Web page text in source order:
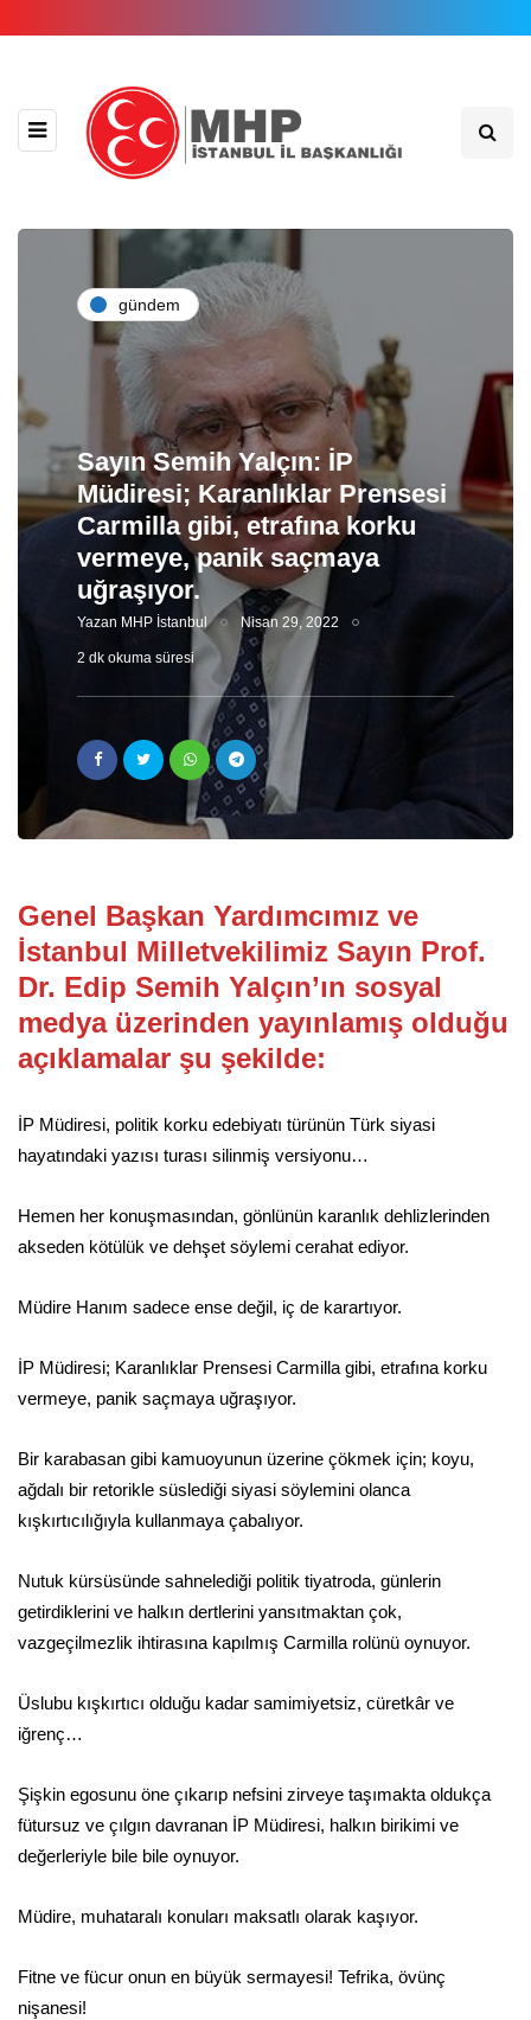
gündem
Sayın Semih Yalçın: İP
Müdiresi; Karanlıklar Prensesi
Carmilla gibi, etrafına korku
vermeye, panik saçmaya
uğraşıyor.
Yazan MHP İstanbul Nisan 29, 2022
2 dk okuma süresi
Genel Başkan Yardımcımız ve
İstanbul Milletvekilimiz Sayın Prof.
Dr. Edip Semih Yalçın’ın sosyal
medya üzerinden yayınlamış olduğu
açıklamalar şu şekilde:
İP Müdiresi, politik korku edebiyatı türünün Türk siyasi
hayatındaki yazısı turası silinmiş versiyonu…
Hemen her konuşmasından, gönlünün karanlık dehlizlerinden
akseden kötülük ve dehşet söylemi cerahat ediyor.
Müdire Hanım sadece ense değil, iç de karartıyor.
İP Müdiresi; Karanlıklar Prensesi Carmilla gibi, etrafına korku
vermeye, panik saçmaya uğraşıyor.
Bir karabasan gibi kamuoyunun üzerine çökmek için; koyu,
ağdalı bir retorikle süslediği siyasi söylemini olanca
kışkırtıcılığıyla kullanmaya çabalıyor.
Nutuk kürsüsünde sahnelediği politik tiyatroda, günlerin
getirdiklerini ve halkın dertlerini yansıtmaktan çok,
vazgeçilmezlik ihtirasına kapılmış Carmilla rolünü oynuyor.
Üslubu kışkırtıcı olduğu kadar samimiyetsiz, cüretkâr ve
iğrenç…
Şişkin egosunu öne çıkarıp nefsini zirveye taşımakta oldukça
fütursuz ve çılgın davranan İP Müdiresi, halkın birikimi ve
değerleriyle bile bile oynuyor.
Müdire, muhataralı konuları maksatlı olarak kaşıyor.
Fitne ve fücur onun en büyük sermayesi! Tefrika, övünç
nişanesi!